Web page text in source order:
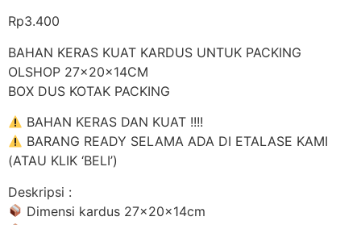
Rp3.400
BAHAN KERAS KUAT KARDUS UNTUK PACKING
OLSHOP 27x20x14CM
BOX DUS KOTAK PACKING
BAHAN KERAS DAN KUAT !!!!
BARANG READY SELAMA ADA DI ETALASE KAMI
(ATAU KLIK ‘BELI’)
Deskripsi :
Dimensi kardus 27x20x14cm